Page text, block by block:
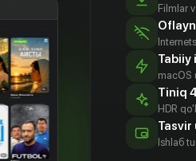
Эрхан
Нохоев
Aktyor
Средникова
Filmlar
Tabiiy
macOS
Tiniq
HDR
Ishlаб